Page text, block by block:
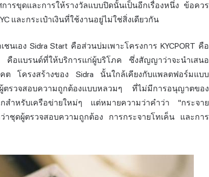
ารขุดและการให้รางวัลแบบปิดนั้นเป็นอีกเรื่องหนึ่ง ข้อควร
และกระเป๋าเงินที่ใช้งานอยู่ไม่ใช่สิ่งเดียวกัน
นเอง Sidra Start คือส่วนบ่มเพาะโครงการ KYCPORT คือ
คือแบรนด์ที่ให้บริการแก่ผู้บริโภค ซึ่งสัญญาว่าจะนำเสนอ
ต โครงสร้างของ Sidra นั้นใกล้เคียงกับแพลตฟอร์มแบบ
ตรวจสอบความถูกต้องแบบหลวมๆ ที่ไม่มีการอนุญาตของ
ำหรับเครือข่ายใหม่ๆ แต่หมายความว่าคำว่า "กระจาย
ชุดผู้ตรวจสอบความถูกต้อง การกระจายโทเค็น และการ